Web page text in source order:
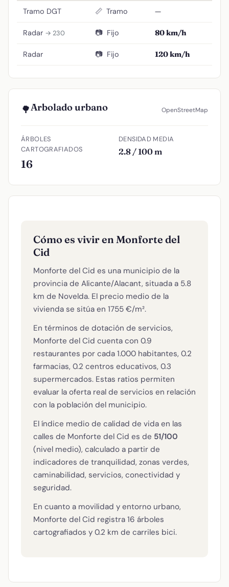
Tramo DGT 📏 Tramo —
Radar → 230 📷 Fijo 80 km/h
Radar 📷 Fijo 120 km/h
🌳Arbolado urbano OpenStreetMap
ÁRBOLES
CARTOGRAFIADOS
16
DENSIDAD MEDIA
2.8 / 100 m
Cómo es vivir en Monforte del
Cid
Monforte del Cid es una municipio de la
provincia de Alicante/Alacant, situada a 5.8
km de Novelda. El precio medio de la
vivienda se sitúa en 1755 €/m².
En términos de dotación de servicios,
Monforte del Cid cuenta con 0.9
restaurantes por cada 1.000 habitantes, 0.2
farmacias, 0.2 centros educativos, 0.3
supermercados. Estas ratios permiten
evaluar la oferta real de servicios en relación
con la población del municipio.
El índice medio de calidad de vida en las
calles de Monforte del Cid es de 51/100
(nivel medio), calculado a partir de
indicadores de tranquilidad, zonas verdes,
caminabilidad, servicios, conectividad y
seguridad.
En cuanto a movilidad y entorno urbano,
Monforte del Cid registra 16 árboles
cartografiados y 0.2 km de carriles bici.